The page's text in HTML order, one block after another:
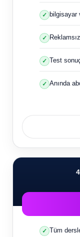
bilgisayar
Test
Anında
Tüm